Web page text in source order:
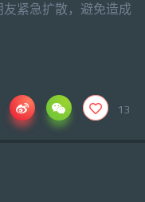
紧急扩散，避免造成
13